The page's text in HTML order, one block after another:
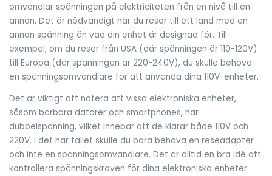
omvandlar spänningen på elektriciteten från en nivå till en
annan. Det är nödvändigt när du reser till ett land med en
annan spänning än vad din enhet är designad för. Till
exempel, om du reser från USA (där spänningen är 110-120V)
till Europa (där spänningen är 220-240V), du skulle behöva
en spänningsomvandlare för att använda dina 110V-enheter.
Det är viktigt att notera att vissa elektroniska enheter,
såsom bärbara datorer och smartphones, har
dubbelspänning, vilket innebär att de klarar både 110V och
220V. I det här fallet skulle du bara behöva en reseadapter
och inte en spänningsomvandlare. Det är alltid en bra idé att
kontrollera spänningskraven för dina elektroniska enheter